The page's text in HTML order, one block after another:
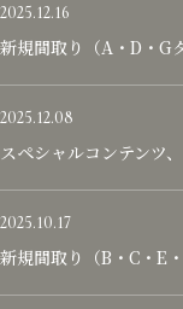
2025.12.16
新規間取り（A・D・G
2025.12.08
スペシャルコンテンツ
2025.10.17
新規間取り（B・C・E